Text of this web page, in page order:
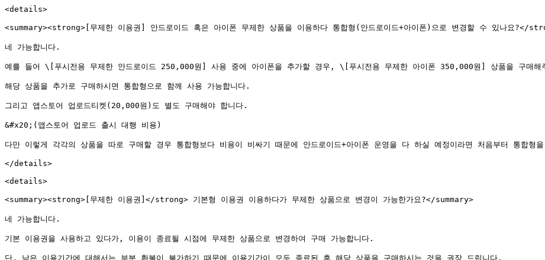
<details>
<summary><strong>[무제한 이용권] 안드로이드 혹은 아이폰 무제한 상품을 이용하다 통합형(안드로이드+아이폰)으로 변경할 수 있나요?</
네 가능합니다.
예를 들어 \[푸시전용 무제한 안드로이드 250,000원] 사용 중에 아이폰을 추가할 경우, \[푸시전용 무제한 아이폰 350,000원] 상품을 구매해
해당 상품을 추가로 구매하시면 통합형으로 함께 사용 가능합니다.
그리고 앱스토어 업로드티켓(20,000원)도 별도 구매해야 합니다.
&#x20;(앱스토어 업로드 출시 대행 비용)
다만 이렇게 각각의 상품을 따로 구매할 경우 통합형보다 비용이 비싸기 때문에 안드로이드+아이폰 운영을 다 하실 예정이라면 처음부터 통합형
</details>
<details>
<summary><strong>[무제한 이용권]</strong> 기본형 이용권 이용하다가 무제한 상품으로 변경이 가능한가요?</summary>
네 가능합니다.
기본 이용권을 사용하고 있다가, 이용이 종료될 시점에 무제한 상품으로 변경하여 구매 가능합니다.
단, 남은 이용기간에 대해서는 부분 환불이 불가하기 때문에 이용기간이 모두 종료된 후 해당 상품을 구매하시는 것을 권장 드립니다.